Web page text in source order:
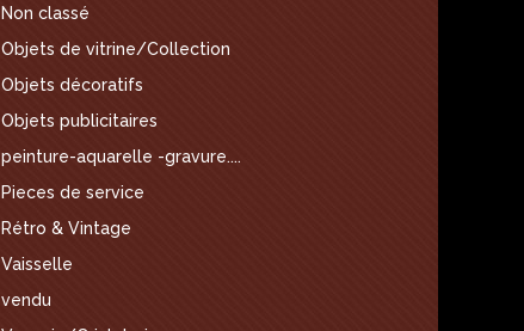
Non classé
Objets de vitrine/Collection
Objets décoratifs
Objets publicitaires
peinture-aquarelle -gravure....
Pieces de service
Rétro & Vintage
Vaisselle
vendu